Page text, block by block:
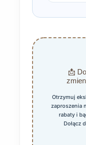
📩
Otrzymuj
zaproszenia
rabaty i
Dołącz